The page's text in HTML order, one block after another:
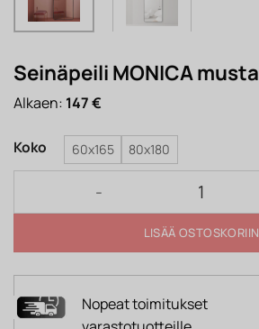
Seinäpeili MONICA musta
Alkaen: 147€
Koko 60x165 80x180
Seinäpeili MONICA musta määrä
LISÄÄ OSTOSKORIIN
Nopeat toimitukset